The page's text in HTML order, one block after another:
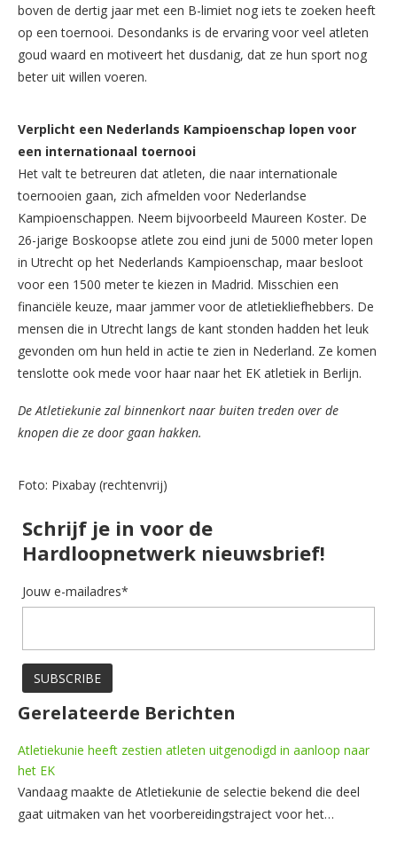
boven de dertig jaar met een B-limiet nog iets te zoeken heeft
op een toernooi. Desondanks is de ervaring voor veel atleten
goud waard en motiveert het dusdanig, dat ze hun sport nog
beter uit willen voeren.
Verplicht een Nederlands Kampioenschap lopen voor
een internationaal toernooi
Het valt te betreuren dat atleten, die naar internationale
toernooien gaan, zich afmelden voor Nederlandse
Kampioenschappen. Neem bijvoorbeeld Maureen Koster. De
26-jarige Boskoopse atlete zou eind juni de 5000 meter lopen
in Utrecht op het Nederlands Kampioenschap, maar besloot
voor een 1500 meter te kiezen in Madrid. Misschien een
financiële keuze, maar jammer voor de atletiekliefhebbers. De
mensen die in Utrecht langs de kant stonden hadden het leuk
gevonden om hun held in actie te zien in Nederland. Ze komen
tenslotte ook mede voor haar naar het EK atletiek in Berlijn.
De Atletiekunie zal binnenkort naar buiten treden over de
knopen die ze door gaan hakken.
Foto: Pixabay (rechtenvrij)
Schrijf je in voor de
Hardloopnetwerk nieuwsbrief!
Jouw e-mailadres*
Gerelateerde Berichten
Atletiekunie heeft zestien atleten uitgenodigd in aanloop naar
het EK
Vandaag maakte de Atletiekunie de selectie bekend die deel
gaat uitmaken van het voorbereidingstraject voor het…